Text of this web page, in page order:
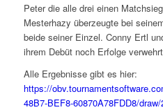
Peter die alle drei einen
Mesterhazy überzeugte bei
beide seiner Einzel. Conny Ertl
ihrem Debüt noch Erfolge
Alle Ergebnisse gibt es hier:
https://
48B7-BEF8-60870A78FDD8/draw/